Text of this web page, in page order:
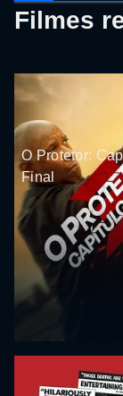
Filmes
O Protetor:
Final